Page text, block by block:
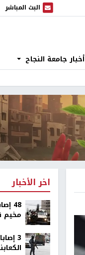
البث المباشر
البث المباشر
أخبار جامعة النجاح
اخر الأخبار
48
مخيم
‏3